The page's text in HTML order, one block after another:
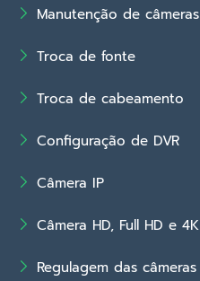
Manutenção de câmeras
Troca de fonte
Troca de cabeamento
Configuração de DVR
Câmera IP
Câmera HD, Full HD e 4K
Regulagem das câmeras